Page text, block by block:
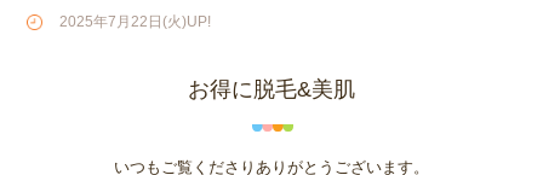
2025年7月22日(火)UP!
お得に脱毛&美肌
いつもご覧くださりありがとうございます。